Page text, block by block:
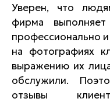
Уверен, что
фирма
профессионально
на фотографиях
выражению их
обслужили.
отзывы